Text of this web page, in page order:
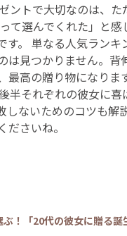
ントで大切なのは、
て選んでくれた」と
す。 単なる人気ラン
は見つかりません。
高の贈り物になりま
半それぞれの彼女に
しないためのコツも解
さいね。
ぶ！「20代の彼女に贈る